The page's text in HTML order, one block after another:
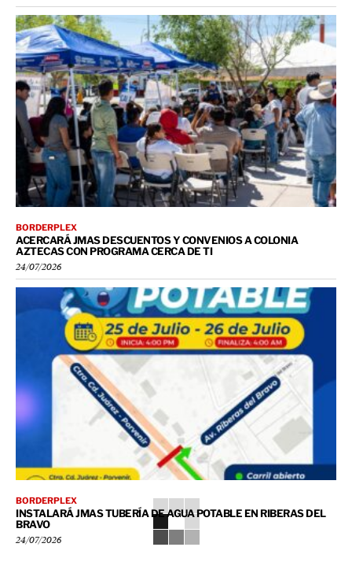
BORDERPLEX
ACERCARÁ JMAS DESCUENTOS Y CONVENIOS A COLONIA
AZTECAS CON PROGRAMA CERCA DE TI
24/07/2026
BORDERPLEX
INSTALARÁ JMAS TUBERÍA DE AGUA POTABLE EN RIBERAS DEL
BRAVO
24/07/2026